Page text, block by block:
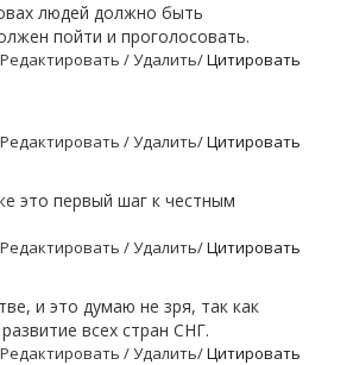
людей должно быть
пойти и проголосовать.
Редактировать / Удалить/Цитировать
Редактировать / Удалить/Цитировать
это первый шаг к честным
Редактировать / Удалить/Цитировать
и это думаю не зря, так как
всех стран СНГ.
Редактировать / Удалить/Цитировать